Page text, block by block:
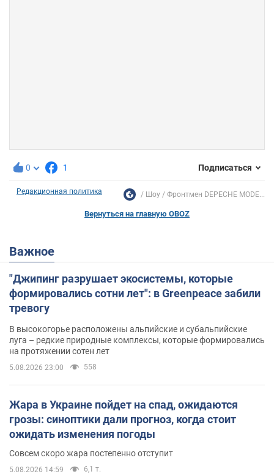
0 1 Подписаться
Редакционная политика Шоу Фронтмен DEPECHE MODE...
Вернуться на главную OBOZ
Важное
"Джипинг разрушает экосистемы, которые
формировались сотни лет": в Greenpeace забили
тревогу
В высокогорье расположены альпийские и субальпийские
луга – редкие природные комплексы, которые формировались
на протяжении сотен лет
5.08.2026 23:00 558
Жара в Украине пойдет на спад, ожидаются
грозы: синоптики дали прогноз, когда стоит
ожидать изменения погоды
Совсем скоро жара постепенно отступит
5.08.2026 14:59 6,1 т.